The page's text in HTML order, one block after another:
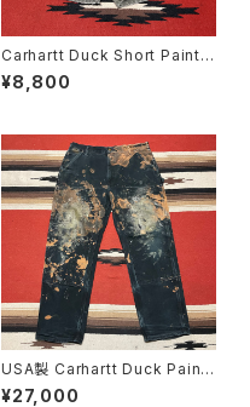
Carhartt Duck Short Painte
r W36
¥8,800
USA製 Carhartt Duck Paint
er "Double Knee"
¥27,000